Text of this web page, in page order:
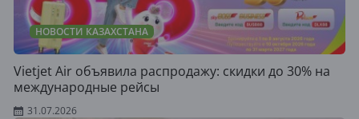
НОВОСТИ КАЗАХСТАНА
Vietjet Air объявила распродажу: скидки до 30% на
международные рейсы
31.07.2026